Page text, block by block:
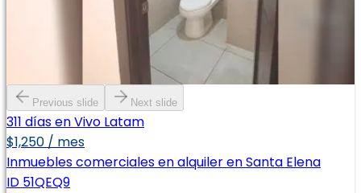
Previous slide Next slide
311 días en Vivo Latam
$1,250 / mes
Inmuebles comerciales en alquiler en Santa Elena
ID 51QEQ9